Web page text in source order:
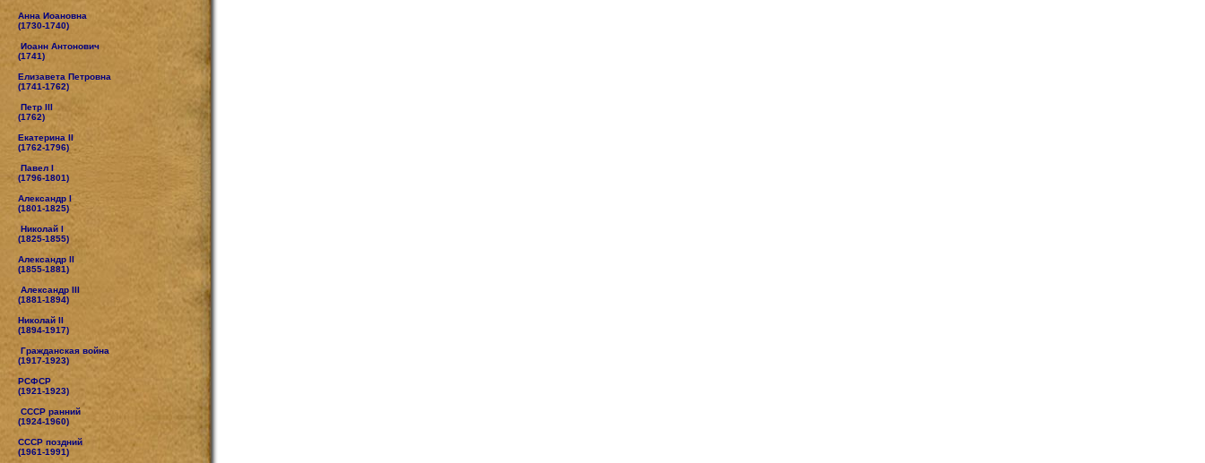
Анна Иоановна
(1730-1740)
Иоанн Антонович
(1741)
Елизавета Петровна
(1741-1762)
Петр III
(1762)
Екатерина II
(1762-1796)
Павел I
(1796-1801)
Александр I
(1801-1825)
Николай I
(1825-1855)
Александр II
(1855-1881)
Александр III
(1881-1894)
Николай II
(1894-1917)
Гражданская война
(1917-1923)
РСФСР
(1921-1923)
СССР ранний
(1924-1960)
СССР поздний
(1961-1991)